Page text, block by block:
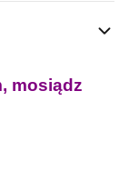
mosiądz